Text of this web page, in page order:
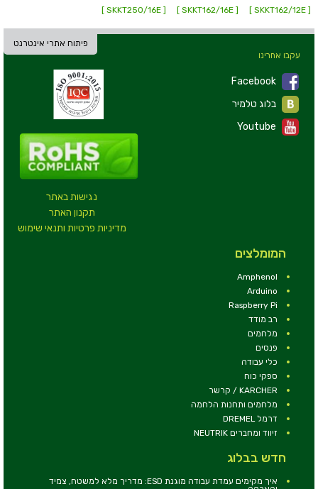
[ SKKT162/12E ]
[ SKKT162/16E ]
[ SKKT250/16E ]
פיתוח אתרי אינטרנט
נגישות באתר
תקנון האתר
מדיניות פרטיות ותנאי שימוש
עקבו אחרינו
Facebook
Youtube
המומלצים
Amphenol
Arduino
Raspberry Pi
רב מודד
מלחמים
פנסים
כלי עבודה
ספקי כוח
KARCHER / קרשר
מלחמים ותחנות הלחמה
דרמל DREMEL
זיווד ומחברים NEUTRIK
חדש בבלוג
איך מקימים עמדת עבודה מוגנת ESD: מדריך מלא למשטח, צמיד